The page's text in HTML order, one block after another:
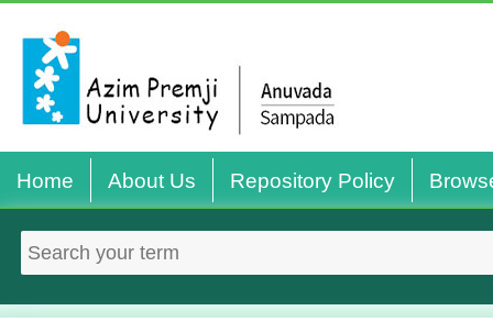
Home About Us Repository Policy